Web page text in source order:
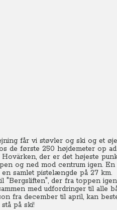
får vi støvler og ski og et
de første 250 højdemeter op
der er det højeste
og ned mod centrum igen.
samlet pistelængde på 27 km.
der fra toppen
med udfordringer til alle
fra december til april, kan
på ski!